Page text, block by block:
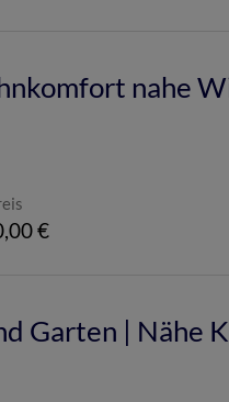
nahe
€
Garten | Nähe